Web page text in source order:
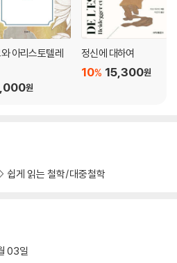
삶과 만나는 시간
아리스토텔레
원
정신에 대하여
15,300원
10%
쉽게 읽는 철학/대중철학
03일